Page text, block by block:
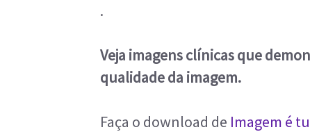
.
Veja imagens clínicas que
qualidade da imagem.
Faça o download de Imagem é